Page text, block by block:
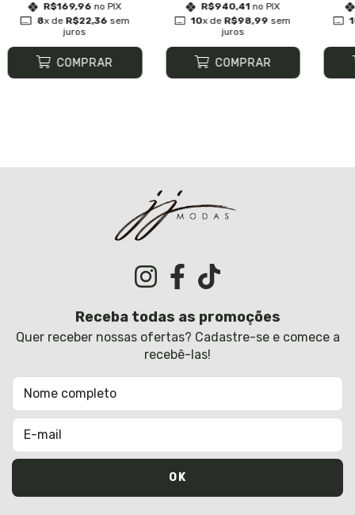
R$169,96 no PIX
8x de R$22,36 sem
juros
COMPRAR
R$940,41 no PIX
10x de R$98,99 sem
juros
COMPRAR
Receba todas as promoções
Quer receber nossas ofertas? Cadastre-se e comece a
recebê-las!